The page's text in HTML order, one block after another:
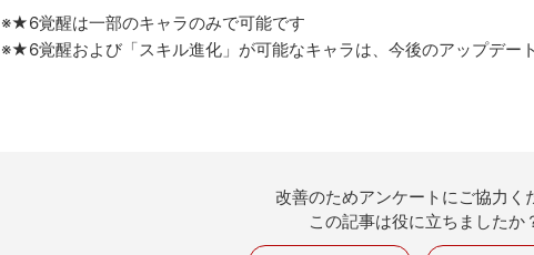
※★6覚醒は一部のキャラのみで可能です
※★6覚醒および「スキル進化」が可能なキャラは、今後のアップデー
改善のためアンケートにご協力く
この記事は役に立ちましたか